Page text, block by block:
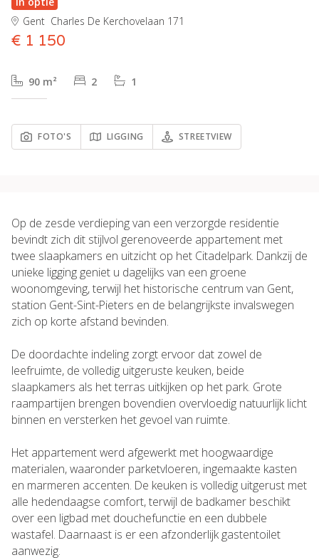
Gent Charles De Kerchovelaan 171
€ 1 150
90 m² 2 1
FOTO'S LIGGING STREETVIEW
Op de zesde verdieping van een verzorgde residentie
bevindt zich dit stijlvol gerenoveerde appartement met
twee slaapkamers en uitzicht op het Citadelpark. Dankzij de
unieke ligging geniet u dagelijks van een groene
woonomgeving, terwijl het historische centrum van Gent,
station Gent-Sint-Pieters en de belangrijkste invalswegen
zich op korte afstand bevinden.
De doordachte indeling zorgt ervoor dat zowel de
leefruimte, de volledig uitgeruste keuken, beide
slaapkamers als het terras uitkijken op het park. Grote
raampartijen brengen bovendien overvloedig natuurlijk licht
binnen en versterken het gevoel van ruimte.
Het appartement werd afgewerkt met hoogwaardige
materialen, waaronder parketvloeren, ingemaakte kasten
en marmeren accenten. De keuken is volledig uitgerust met
alle hedendaagse comfort, terwijl de badkamer beschikt
over een ligbad met douchefunctie en een dubbele
wastafel. Daarnaast is er een afzonderlijk gastentoilet
aanwezig.